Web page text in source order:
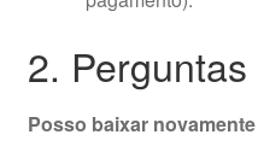
2.
Posso baixar